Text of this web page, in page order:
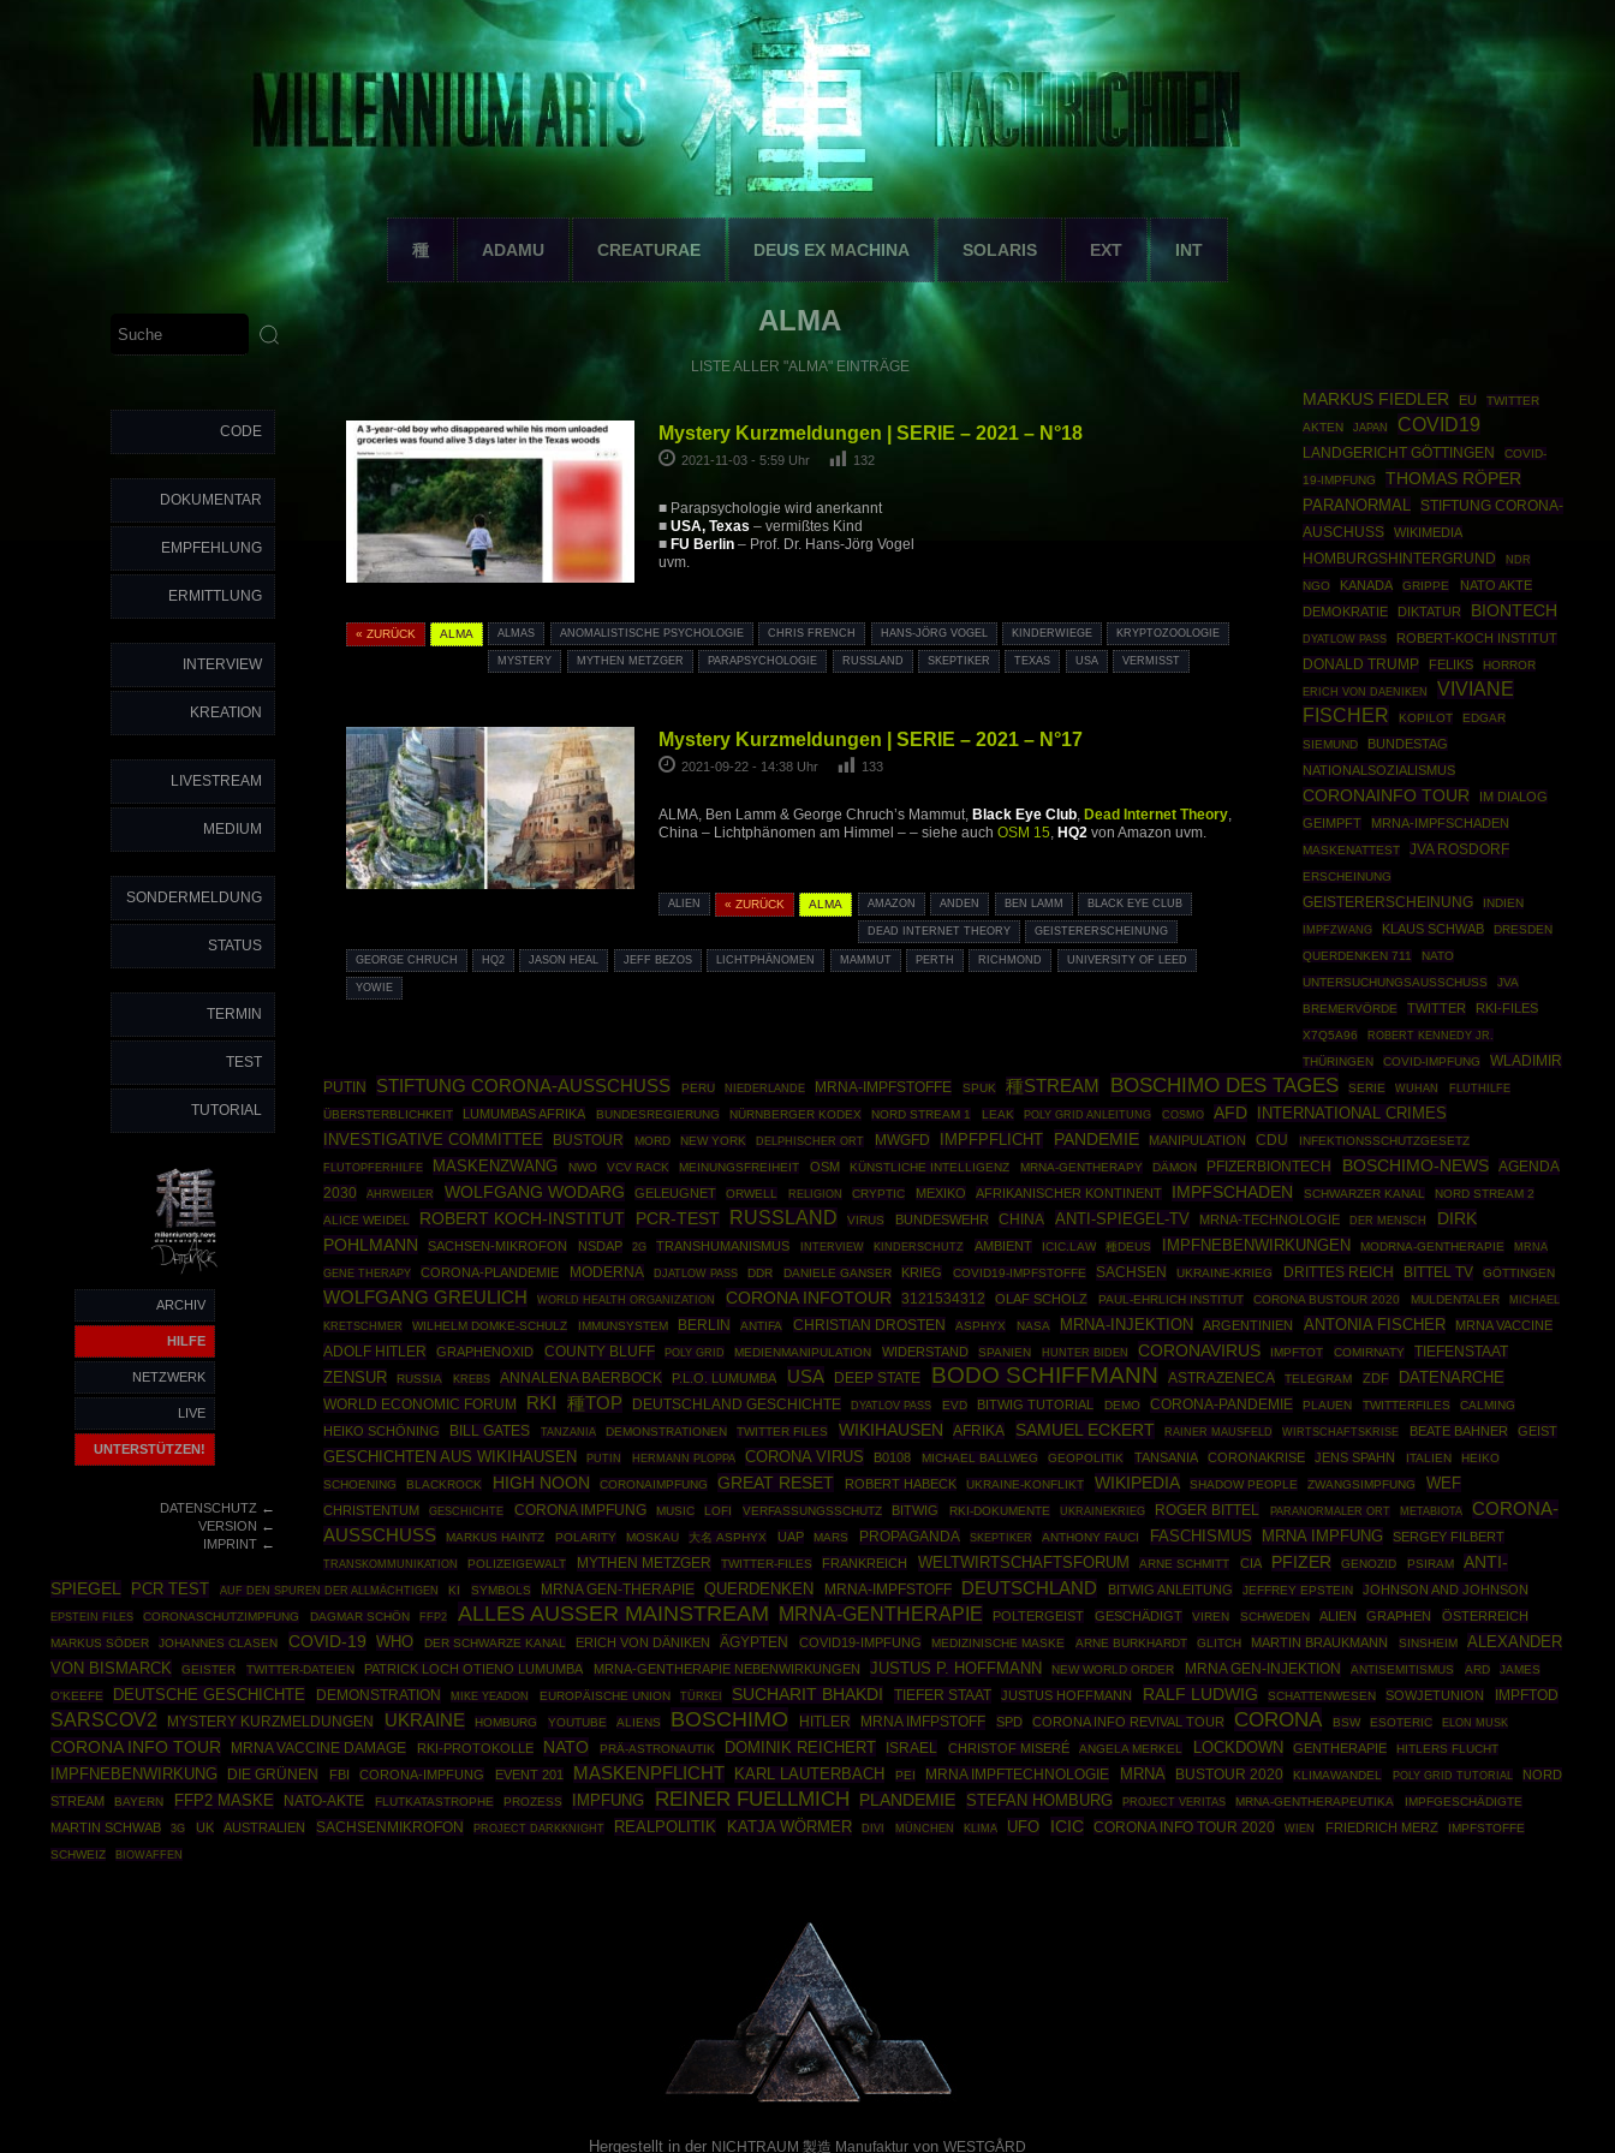
種 ADAMU CREATURAE DEUS EX MACHINA SOLARIS EXT INT
CODE
DOKUMENTAR
EMPFEHLUNG
ERMITTLUNG
INTERVIEW
KREATION
LIVESTREAM
MEDIUM
SONDERMELDUNG
STATUS
TERMIN
TEST
TUTORIAL
ARCHIV
HILFE
NETZWERK
LIVE
UNTERSTÜTZEN!
DATENSCHUTZ←
VERSION ←
IMPRINT←
ALMA
LISTE ALLER "ALMA" EINTRÄGE
Mystery Kurzmeldungen | SERIE – 2021 – N°18
2021-11-03 - 5:59 Uhr 132
■ Parapsychologie wird anerkannt
■ USA, Texas – vermißtes Kind
■ FU Berlin– Prof. Dr. Hans-Jörg Vogel
uvm.
« ZURÜCK ALMA ALMAS ANOMALISTISCHE PSYCHOLOGIE CHRIS FRENCH HANS-JÖRG VOGEL KINDERWIEGE KRYPTOZOOLOGIE
MYSTERY MYTHEN METZGER PARAPSYCHOLOGIE RUSSLAND SKEPTIKER TEXAS USA VERMISST
Mystery Kurzmeldungen | SERIE – 2021 – N°17
2021-09-22 - 14:38 Uhr 133
ALMA, Ben Lamm & George Chruch’s Mammut, Black Eye Club, Dead Internet Theory,
China – Lichtphänomen am Himmel – – siehe auch OSM 15, HQ2von Amazon uvm.
ALIEN « ZURÜCK ALMA AMAZON ANDEN BEN LAMM BLACK EYE CLUB
DEAD INTERNET THEORY GEISTERERSCHEINUNG
GEORGE CHRUCH HQ2 JASON HEAL JEFF BEZOS LICHTPHÄNOMEN MAMMUT PERTH RICHMOND UNIVERSITY OF LEED
YOWIE
MARKUS FIEDLER EU
TWITTER
AKTEN
JAPAN COVID19
LANDGERICHT GÖTTINGEN
COVID-
19-IMPFUNG
THOMAS RÖPER
PARANORMAL
STIFTUNG CORONA-
AUSCHUSS
WIKIMEDIA
HOMBURGSHINTERGRUND NDR
NGO KANADA GRIPPE
NATO AKTE
DEMOKRATIE
DIKTATUR BIONTECH
DYATLOW PASS ROBERT-KOCH INSTITUT
DONALD TRUMP FELIKS HORROR
ERICH VON DAENIKEN
VIVIANE
FISCHER
KOPILOT
EDGAR
SIEMUND
BUNDESTAG
NATIONALSOZIALISMUS
CORONAINFO TOUR
IM DIALOG
GEIMPFT
MRNA-IMPFSCHADEN
MASKENATTEST JVA ROSDORF
ERSCHEINUNG
GEISTERERSCHEINUNG
INDIEN
IMPFZWANG
KLAUS SCHWAB
DRESDEN
QUERDENKEN 711
NATO
UNTERSUCHUNGSAUSSCHUSS
JVA
BREMERVÖRDE
TWITTER RKI-FILES
X7Q5A96
ROBERT KENNEDY JR.
THÜRINGEN
COVID-IMPFUNG
WLADIMIR
PUTIN
STIFTUNG CORONA-AUSSCHUSS PERU NIEDERLANDE MRNA-IMPFSTOFFE SPUK 種STREAM BOSCHIMO DES TAGES SERIE WUHAN FLUTHILFE
ÜBERSTERBLICHKEIT LUMUMBAS AFRIKA BUNDESREGIERUNG NÜRNBERGER KODEX NORD STREAM 1 LEAK POLY GRID ANLEITUNG COSMO AFD
INTERNATIONAL CRIMES
INVESTIGATIVE COMMITTEE
BUSTOUR MORD NEW YORK DELPHISCHER ORT MWGFD IMPFPFLICHT PANDEMIE MANIPULATION CDU INFEKTIONSSCHUTZGESETZ
FLUTOPFERHILFE MASKENZWANG NWO VCV RACK MEINUNGSFREIHEIT OSM KÜNSTLICHE INTELLIGENZ MRNA-GENTHERAPY DÄMON PFIZERBIONTECH BOSCHIMO-NEWS AGENDA
2030
AHRWEILER WOLFGANG WODARG GELEUGNET ORWELL RELIGION CRYPTIC MEXIKO AFRIKANISCHER KONTINENT IMPFSCHADEN SCHWARZER KANAL
NORD STREAM 2
ALICE WEIDEL
ROBERT KOCH-INSTITUT PCR-TEST RUSSLAND VIRUS BUNDESWEHR CHINA ANTI-SPIEGEL-TV MRNA-TECHNOLOGIE DER MENSCH
DIRK
POHLMANN
SACHSEN-MIKROFON NSDAP 2G TRANSHUMANISMUS INTERVIEW KINDERSCHUTZ AMBIENT ICIC.LAW 種DEUS IMPFNEBENWIRKUNGEN MODRNA-GENTHERAPIE
MRNA
GENE THERAPY
CORONA-PLANDEMIE MODERNA DJATLOW PASS DDR DANIELE GANSER KRIEG COVID19-IMPFSTOFFE SACHSEN UKRAINE-KRIEG DRITTES REICH BITTEL TV GÖTTINGEN
WOLFGANG GREULICH WORLD HEALTH ORGANIZATION CORONA INFOTOUR 3121534312 OLAF SCHOLZ PAUL-EHRLICH INSTITUT CORONA BUSTOUR 2020 MULDENTALER MICHAEL
KRETSCHMER WILHELM DOMKE-SCHULZ IMMUNSYSTEM BERLIN ANTIFA CHRISTIAN DROSTEN ASPHYX NASA MRNA-INJEKTION ARGENTINIEN ANTONIA FISCHER MRNA VACCINE
ADOLF HITLER GRAPHENOXID COUNTY BLUFF POLY GRID MEDIENMANIPULATION WIDERSTAND SPANIEN HUNTER BIDEN CORONAVIRUS IMPFTOT COMIRNATY TIEFENSTAAT
ZENSUR RUSSIA KREBS ANNALENA BAERBOCK P.L.O. LUMUMBA USA DEEP STATE BODO SCHIFFMANN ASTRAZENECA TELEGRAM ZDF DATENARCHE
WORLD ECONOMIC FORUM RKI 種TOP DEUTSCHLAND GESCHICHTE DYATLOV PASS EVD BITWIG TUTORIAL DEMO CORONA-PANDEMIE PLAUEN TWITTERFILES CALMING
HEIKO SCHÖNING BILL GATES TANZANIA DEMONSTRATIONEN TWITTER FILES WIKIHAUSEN AFRIKA SAMUEL ECKERT RAINER MAUSFELD WIRTSCHAFTSKRISE BEATE BAHNER GEIST
GESCHICHTEN AUS WIKIHAUSEN PUTIN HERMANN PLOPPA CORONA VIRUS B0108 MICHAEL BALLWEG GEOPOLITIK TANSANIA CORONAKRISE JENS SPAHN ITALIEN
HEIKO
SCHOENING
BLACKROCK HIGH NOON CORONAIMPFUNG GREAT RESET ROBERT HABECK UKRAINE-KONFLIKT WIKIPEDIA SHADOW PEOPLE ZWANGSIMPFUNG WEF
CHRISTENTUM GESCHICHTE CORONA IMPFUNG MUSIC LOFI VERFASSUNGSSCHUTZ BITWIG RKI-DOKUMENTE UKRAINEKRIEG ROGER BITTEL PARANORMALER ORT METABIOTA
CORONA-
AUSSCHUSS
MARKUS HAINTZ POLARITY MOSKAU 大名 ASPHYX UAP MARS PROPAGANDA SKEPTIKER ANTHONY FAUCI FASCHISMUS MRNA IMPFUNG SERGEY FILBERT
TRANSKOMMUNIKATION POLIZEIGEWALT MYTHEN METZGER TWITTER-FILES FRANKREICH WELTWIRTSCHAFTSFORUM ARNE SCHMITT CIA PFIZER GENOZID PSIRAM
ANTI-
SPIEGEL
PCR TEST AUF DEN SPUREN DER ALLMÄCHTIGEN KI SYMBOLS MRNA GEN-THERAPIE QUERDENKEN MRNA-IMPFSTOFF DEUTSCHLAND BITWIG ANLEITUNG JEFFREY EPSTEIN JOHNSON AND JOHNSON
EPSTEIN FILES CORONASCHUTZIMPFUNG DAGMAR SCHÖN FFP2 ALLES AUSSER MAINSTREAM MRNA-GENTHERAPIE POLTERGEIST GESCHÄDIGT VIREN SCHWEDEN ALIEN GRAPHEN ÖSTERREICH
MARKUS SÖDER JOHANNES CLASEN COVID-19 WHO DER SCHWARZE KANAL ERICH VON DÄNIKEN ÄGYPTEN COVID19-IMPFUNG MEDIZINISCHE MASKE ARNE BURKHARDT GLITCH MARTIN BRAUKMANN SINSHEIM
ALEXANDER
VON BISMARCK
GEISTER TWITTER-DATEIEN PATRICK LOCH OTIENO LUMUMBA MRNA-GENTHERAPIE NEBENWIRKUNGEN JUSTUS P. HOFFMANN NEW WORLD ORDER MRNA GEN-INJEKTION ANTISEMITISMUS ARD
JAMES
O'KEEFE
DEUTSCHE GESCHICHTE DEMONSTRATION MIKE YEADON EUROPÄISCHE UNION TÜRKEI SUCHARIT BHAKDI TIEFER STAAT JUSTUS HOFFMANN RALF LUDWIG SCHATTENWESEN SOWJETUNION IMPFTOD
SARSCOV2 MYSTERY KURZMELDUNGEN UKRAINE HOMBURG YOUTUBE ALIENS BOSCHIMO HITLER MRNA IMFPSTOFF SPD CORONA INFO REVIVAL TOUR CORONA BSW ESOTERIC ELON MUSK
CORONA INFO TOUR MRNA VACCINE DAMAGE RKI-PROTOKOLLE NATO PRÄ-ASTRONAUTIK DOMINIK REICHERT ISRAEL CHRISTOF MISERÉ ANGELA MERKEL LOCKDOWN GENTHERAPIE HITLERS FLUCHT
IMPFNEBENWIRKUNG DIE GRÜNEN FBI CORONA-IMPFUNG EVENT 201 MASKENPFLICHT KARL LAUTERBACH PEI MRNA IMPFTECHNOLOGIE MRNA BUSTOUR 2020 KLIMAWANDEL POLY GRID TUTORIAL
NORD
STREAM
BAYERN FFP2 MASKE NATO-AKTE FLUTKATASTROPHE PROZESS IMPFUNG REINER FUELLMICH PLANDEMIE STEFAN HOMBURG PROJECT VERITAS MRNA-GENTHERAPEUTIKA IMPFGESCHÄDIGTE
MARTIN SCHWAB 3G UK AUSTRALIEN SACHSENMIKROFON PROJECT DARKKNIGHT REALPOLITIK KATJA WÖRMER DIVI MÜNCHEN KLIMA UFO ICIC CORONA INFO TOUR 2020 WIEN FRIEDRICH MERZ
IMPFSTOFFE
SCHWEIZ
BIOWAFFEN
Hergestellt in der NICHTRAUM 製造 Manufaktur von WESTGÅRD
Powered By :